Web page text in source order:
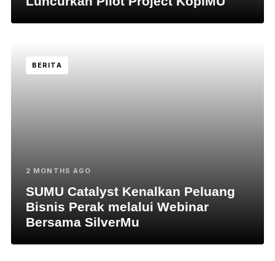
BERITA
2 MONTHS AGO
SUMU Catalyst Kenalkan Peluang
Bisnis Perak melalui Webinar
Bersama SilverMu